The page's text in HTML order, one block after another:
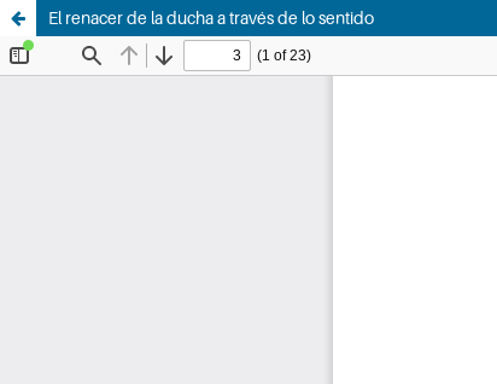
El renacer de la ducha a través de lo sentido